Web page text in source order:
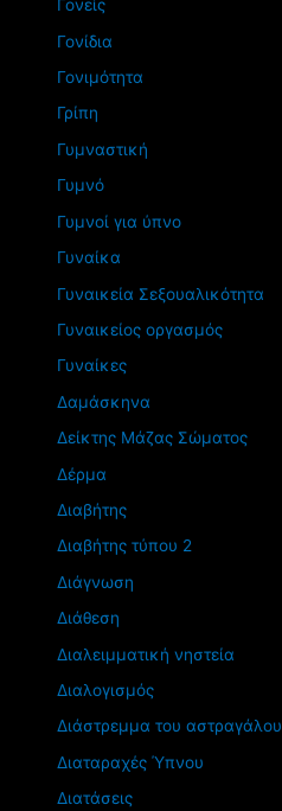
Γονείς
Γονίδια
Γονιμότητα
Γρίπη
Γυμναστική
Γυμνό
Γυμνοί για ύπνο
Γυναίκα
Γυναικεία Σεξουαλικότητα
Γυναικείος οργασμός
Γυναίκες
Δαμάσκηνα
Δείκτης Μάζας Σώματος
Δέρμα
Διαβήτης
Διαβήτης τύπου 2
Διάγνωση
Διάθεση
Διαλειμματική νηστεία
Διαλογισμός
Διάστρεμμα του αστραγάλου
Διαταραχές Ύπνου
Διατάσεις